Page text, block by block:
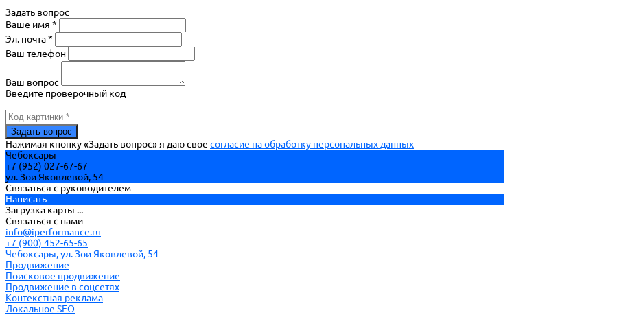
Задать вопрос
Ваше имя *
Эл. почта *
Ваш телефон
Ваш вопрос
Введите проверочный код
Нажимая кнопку «Задать вопрос» я даю свое согласие на обработку персональных данных
Чебоксары
+7 (952) 027-67-67
ул. Зои Яковлевой, 54
Связаться с руководителем
Написать
Загрузка карты ...
Связаться с нами
info@iperformance.ru
+7 (900) 452-65-65
Чебоксары, ул. Зои Яковлевой, 54
Продвижение
Поисковое продвижение
Продвижение в соцсетях
Контекстная реклама
Локальное SEO